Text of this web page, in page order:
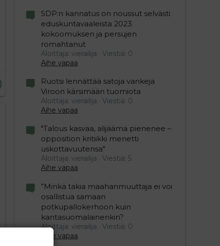
SDP:n kannatus on noussut selvästi
eduskuntavaaleista 2023
kokoomuksen ja persujen
romahtanut
Aloittaja: vierailija
Viestiä: 0
Aihe vapaa
Ruotsi lennättää satoja vankeja
Viroon kärsimään tuomiota
Aloittaja: vierailija
Viestiä: 0
Aihe vapaa
"Talous kasvaa, alijäämä pienenee –
opposition kritiikki menetti
uskottavuutensa"
Aloittaja: vierailija
Viestiä: 5
Aihe vapaa
”Minkä takia maahanmuuttaja ei voi
osallistua samaan
potkupallokerhoon kuin
kantasuomalainenkin?
Aloittaja: vierailija
Viestiä: 0
Aihe vapaa